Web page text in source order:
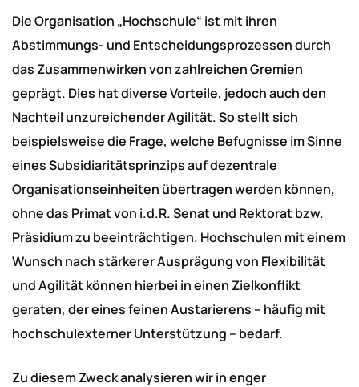
Die Organisation „Hochschule“ ist mit ihren
Abstimmungs- und Entscheidungsprozessen durch
das Zusammenwirken von zahlreichen Gremien
geprägt. Dies hat diverse Vorteile, jedoch auch den
Nachteil unzureichender Agilität. So stellt sich
beispielsweise die Frage, welche Befugnisse im Sinne
eines Subsidiaritätsprinzips auf dezentrale
Organisationseinheiten übertragen werden können,
ohne das Primat von i.d.R. Senat und Rektorat bzw.
Präsidium zu beeinträchtigen. Hochschulen mit einem
Wunsch nach stärkerer Ausprägung von Flexibilität
und Agilität können hierbei in einen Zielkonflikt
geraten, der eines feinen Austarierens – häufig mit
hochschulexterner Unterstützung – bedarf.
Zu diesem Zweck analysieren wir in enger